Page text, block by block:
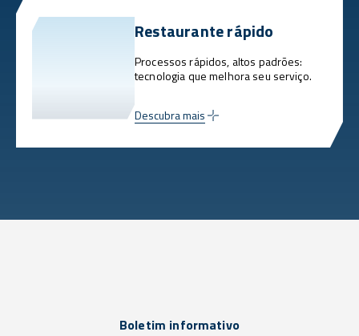
Restaurante rápido
Processos rápidos, altos padrões:
tecnologia que melhora seu serviço.
Descubra mais
Boletim informativo